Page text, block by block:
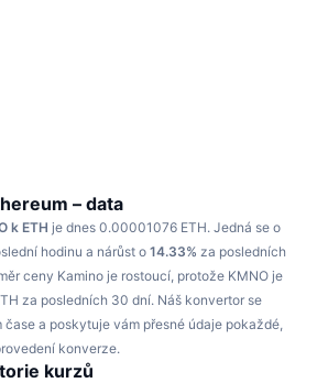
– data
k ETH je dnes 0.00001076 ETH. Jedná se o
hodinu a nárůst o 14.33% za posledních
ceny Kamino je rostoucí, protože KMNO je
za posledních 30 dní. Náš konvertor se
a poskytuje vám přesné údaje pokaždé,
konverze.
kurzů